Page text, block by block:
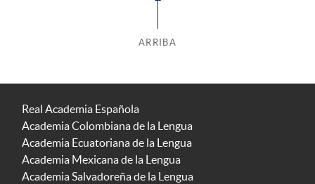
ARRIBA
Real Academia Española
Academia Colombiana de la Lengua
Academia Ecuatoriana de la Lengua
Academia Mexicana de la Lengua
Academia Salvadoreña de la Lengua